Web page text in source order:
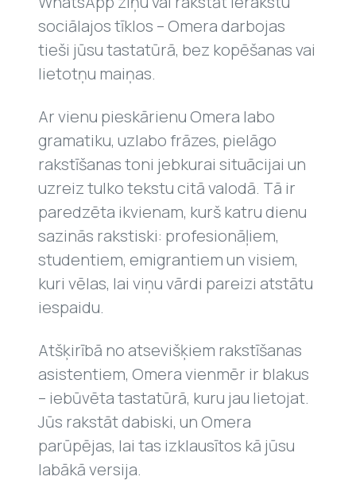
sociālajos tīklos – Omera darbojas
tieši jūsu tastatūrā, bez kopēšanas vai
lietotņu maiņas.
Ar vienu pieskārienu Omera labo
gramatiku, uzlabo frāzes, pielāgo
rakstīšanas toni jebkurai situācijai un
uzreiz tulko tekstu citā valodā. Tā ir
paredzēta ikvienam, kurš katru dienu
sazinās rakstiski: profesionāļiem,
studentiem, emigrantiem un visiem,
kuri vēlas, lai viņu vārdi pareizi atstātu
iespaidu.
Atšķirībā no atsevišķiem rakstīšanas
asistentiem, Omera vienmēr ir blakus
– iebūvēta tastatūrā, kuru jau lietojat.
Jūs rakstāt dabiski, un Omera
parūpējas, lai tas izklausītos kā jūsu
labākā versija.